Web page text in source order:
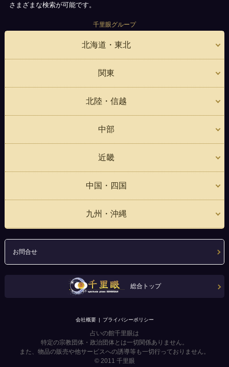
さまざまな検索が可能です。
千里眼グループ
北海道・東北
関東
北陸・信越
中部
近畿
中国・四国
九州・沖縄
お問合せ
総合トップ
会社概要 プライバシーポリシー
占いの館千里眼は
特定の宗教団体・政治団体とは一切関係ありません。
また、物品の販売や他サービスへの誘導等も一切行っておりません。
© 2011 千里眼